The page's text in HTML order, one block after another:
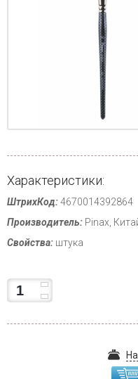
Характеристики:
ШтрихКод:4670014392864
Производитель: Pinax,
Свойства: штука